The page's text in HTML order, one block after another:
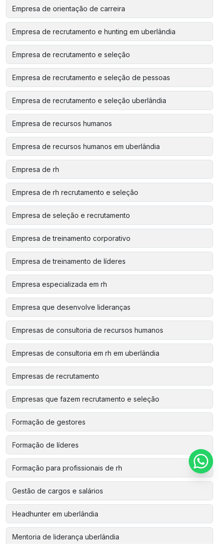
Empresa de orientação de carreira
Empresa de recrutamento e hunting em uberlândia
Empresa de recrutamento e seleção
Empresa de recrutamento e seleção de pessoas
Empresa de recrutamento e seleção uberlândia
Empresa de recursos humanos
Empresa de recursos humanos em uberlândia
Empresa de rh
Empresa de rh recrutamento e seleção
Empresa de seleção e recrutamento
Empresa de treinamento corporativo
Empresa de treinamento de líderes
Empresa especializada em rh
Empresa que desenvolve lideranças
Empresas de consultoria de recursos humanos
Empresas de consultoria em rh em uberlândia
Empresas de recrutamento
Empresas que fazem recrutamento e seleção
Formação de gestores
Formação de líderes
Formação para profissionais de rh
Gestão de cargos e salários
Headhunter em uberlândia
Mentoria de liderança uberlândia